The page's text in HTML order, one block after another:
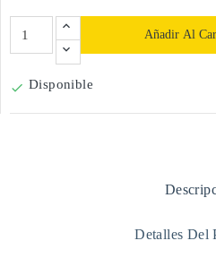
Añadir Al
 Disponible
Detalles Del